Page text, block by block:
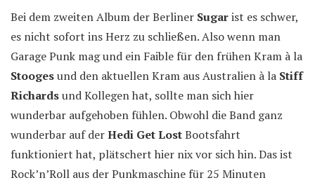
Bei dem zweiten Album der Berliner Sugarist es schwer,
es nicht sofort ins Herz zu schließen. Also wenn man
Garage Punk mag und ein Faible für den frühen Kram à la
Stoogesund den aktuellen Kram aus Australien à la Stiff
Richardsund Kollegen hat, sollte man sich hier
wunderbar aufgehoben fühlen. Obwohl die Band ganz
wunderbar auf derHedi Get LostBootsfahrt
funktioniert hat, plätschert hier nix vor sich hin. Das ist
Rock’n’Roll aus der Punkmaschine für 25 Minuten